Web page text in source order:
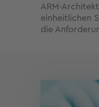
ARM-
einheitlichen
die